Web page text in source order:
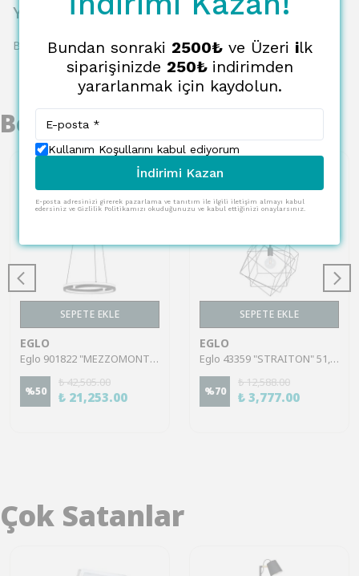
Yorumlar
Bu ürün için henüz yorum yapılmamış.
Benzer Ürünler
SEPETE EKLE
EGLO
Eglo 901822 "MEZZOMONTE" 110 Cm Yüksekliğinde Alüminyum Çelik Sarkıt Avize
%50
₺ 42,505.00
₺ 21,253.00
SEPETE EKLE
EGLO
Eglo 43359 "STRAITON" 51,5 Cm Çapında Çelik Siyah Sarkıt Avize
%70
₺ 12,588.00
₺ 3,777.00
Çok Satanlar
Bundan sonraki 2500₺ve Üzeri ilk
siparişinizde 250₺ indirimden
yararlanmak için kaydolun.
Kullanım Koşullarını kabul ediyorum
İndirimi Kazan
E-posta adresinizi girerek pazarlama ve tanıtım ile ilgili iletişim almayı kabul
edersiniz ve Gizlilik Politikamızı okuduğunuzu ve kabul ettiğinizi onaylarsınız.